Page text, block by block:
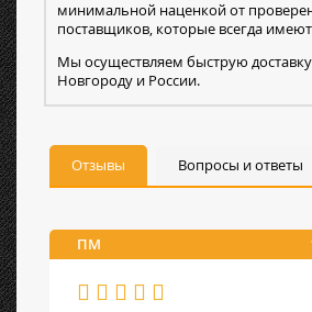
минимальной наценкой от
поставщиков, которые всегда
Мы осуществляем быструю
Новгороду и России.
Отзывы Вопросы и ответы
ПМ